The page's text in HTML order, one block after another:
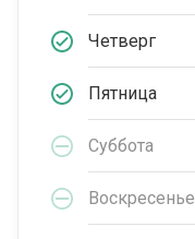
Четверг
Пятница
Суббота
Воскресенье